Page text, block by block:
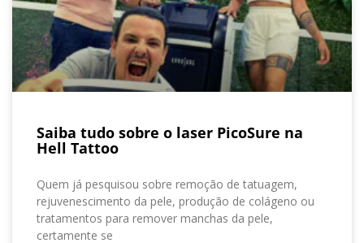
Saiba tudo sobre o laser PicoSure na
Hell Tattoo
Quem já pesquisou sobre remoção de tatuagem,
rejuvenescimento da pele, produção de colágeno ou
tratamentos para remover manchas da pele,
certamente se